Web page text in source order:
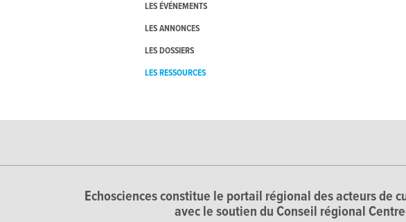
LES ÉVÉNEMENTS
LES ANNONCES
LES DOSSIERS
LES RESSOURCES
Echosciences constitue le portail régional des acteurs de
avec le soutien du Conseil régional